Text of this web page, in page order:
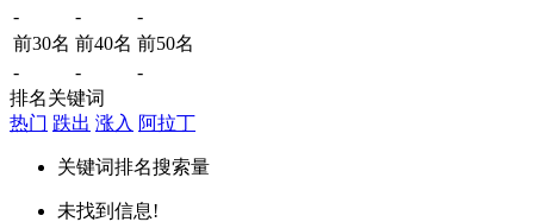
-
-
-
前30名 前40名 前50名
-
-
-
排名关键词
热门 跌出 涨入 阿拉丁
关键词排名搜索量
未找到信息!